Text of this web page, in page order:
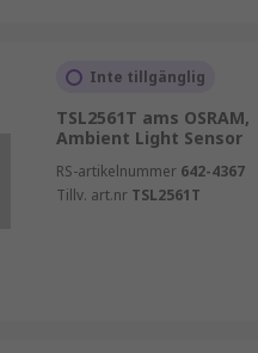
Inte tillgänglig
TSL2561T ams OSRAM,
Ambient Light Sensor
RS-artikelnummer 642-4367
Tillv. art.nr TSL2561T